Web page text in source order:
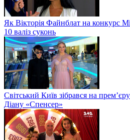
Як Вікторія Файнблат на конкурс
10 валіз суконь
Світський Київ зібрався на
Діану «Спенсер»